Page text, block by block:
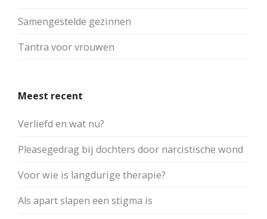
Samengestelde gezinnen
Tantra voor vrouwen
Meest recent
Verliefd en wat nu?
Pleasegedrag bij dochters door narcistische wond
Voor wie is langdurige therapie?
Als apart slapen een stigma is